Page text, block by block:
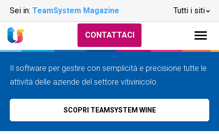
Sei in: TeamSystem Magazine Tutti i siti
CONTATTACI
Il software per gestire con semplicità e precisione tutte le
attività delle aziende del settore vitivinicolo.
SCOPRI TEAMSYSTEM WINE